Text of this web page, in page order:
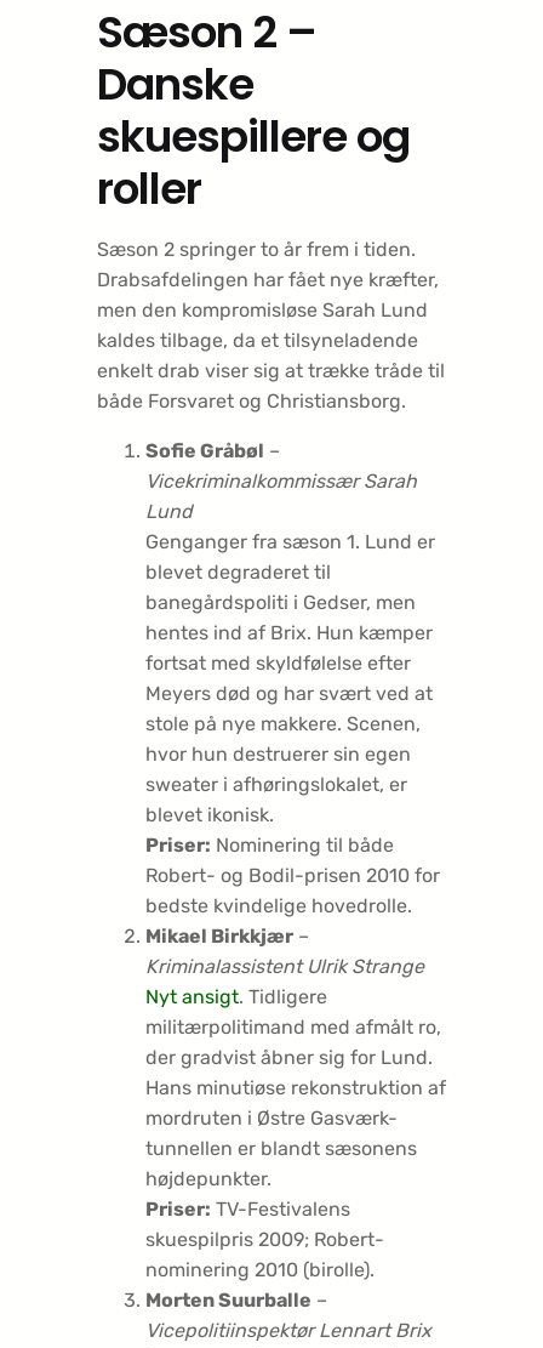
Sæson 2 –
Danske
skuespillere og
roller
Sæson 2 springer to år frem i tiden.
Drabsafdelingen har fået nye kræfter,
men den kompromisløse Sarah Lund
kaldes tilbage, da et tilsyneladende
enkelt drab viser sig at trække tråde til
både Forsvaret og Christiansborg.
Sofie Gråbøl –
Vicekriminalkommissær Sarah
Lund
Genganger fra sæson 1. Lund er
blevet degraderet til
banegårdspoliti i Gedser, men
hentes ind af Brix. Hun kæmper
fortsat med skyldfølelse efter
Meyers død og har svært ved at
stole på nye makkere. Scenen,
hvor hun destruerer sin egen
sweater i afhøringslokalet, er
blevet ikonisk.
Priser: Nominering til både
Robert- og Bodil-prisen 2010 for
bedste kvindelige hovedrolle.
Mikael Birkkjær –
Kriminalassistent Ulrik Strange
Nyt ansigt. Tidligere
militærpolitimand med afmålt ro,
der gradvist åbner sig for Lund.
Hans minutiøse rekonstruktion af
mordruten i Østre Gasværk-
tunnellen er blandt sæsonens
højdepunkter.
Priser: TV-Festivalens
skuespilpris 2009; Robert-
nominering 2010 (birolle).
Morten Suurballe –
Vicepolitiinspektør Lennart Brix